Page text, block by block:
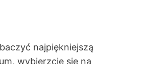
najpiękniejszą
wybierzcie się na